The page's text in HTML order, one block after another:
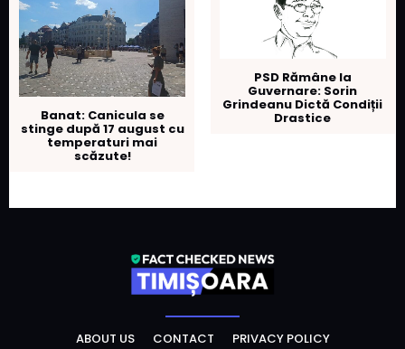
Banat: Canicula se
stinge după 17 august cu
temperaturi mai
scăzute!
PSD Rămâne la
Guvernare: Sorin
Grindeanu Dictă Condiții
Drastice
ABOUT US CONTACT PRIVACY POLICY